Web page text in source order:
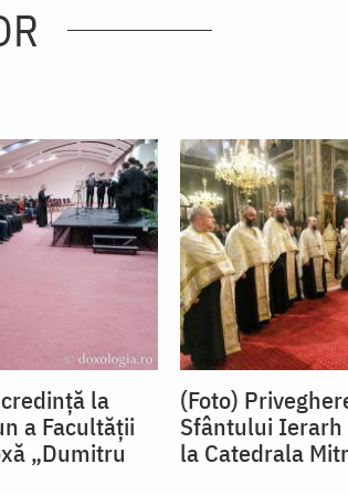
la
a Facultății
„Dumitru
(Foto)
Sfântului
la Catedrala